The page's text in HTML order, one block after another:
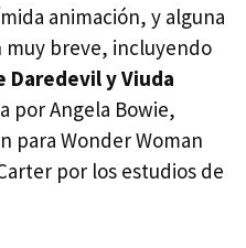
animación, y alguna
muy breve, incluyendo
y Viuda
por Angela Bowie,
para Wonder Woman
por los estudios de